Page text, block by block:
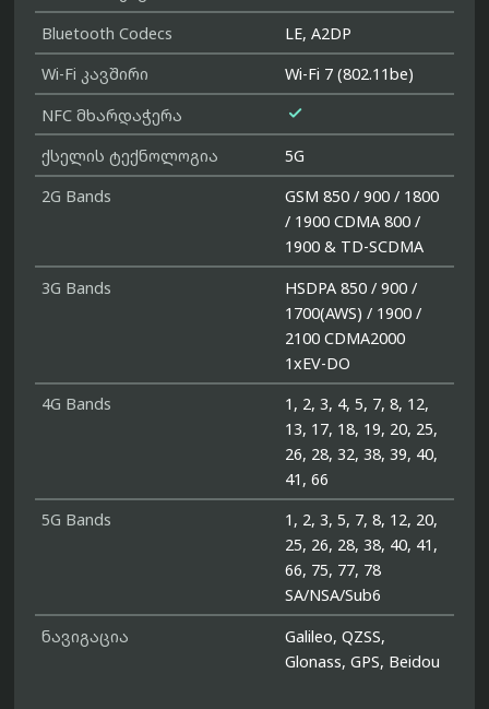
Bluetooth Codecs
LE, A2DP
Wi-Fi კავშირი
Wi-Fi 7 (802.11be)
NFC მხარდაჭერა

ქსელის ტექნოლოგია
5G
2G Bands
GSM 850 / 900 / 1800
/ 1900 CDMA 800 /
1900 & TD-SCDMA
3G Bands
HSDPA 850 / 900 /
1700(AWS) / 1900 /
2100 CDMA2000
1xEV-DO
4G Bands
1, 2, 3, 4, 5, 7, 8, 12,
13, 17, 18, 19, 20, 25,
26, 28, 32, 38, 39, 40,
41, 66
5G Bands
1, 2, 3, 5, 7, 8, 12, 20,
25, 26, 28, 38, 40, 41,
66, 75, 77, 78
SA/NSA/Sub6
ნავიგაცია
Galileo, QZSS,
Glonass, GPS, Beidou